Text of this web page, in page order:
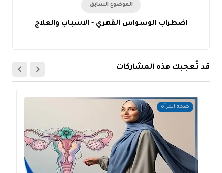
الموضوع السابق
اضطراب الوسواس القهري - الاسباب والعلاج
قد تُعجبك هذه المشاركات
صحة المرأة